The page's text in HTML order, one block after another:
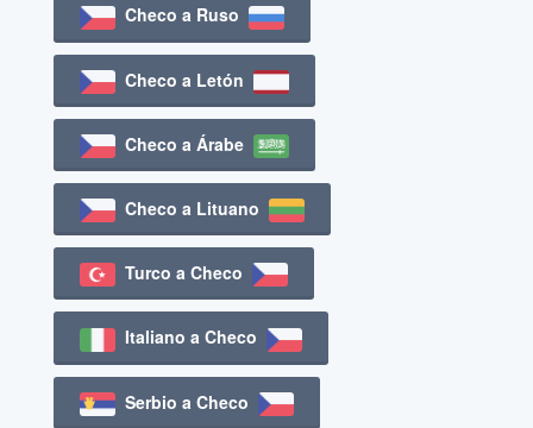
Checo a Ruso
Checo a Letón
Checo a Árabe
Checo a Lituano
Turco a Checo
Italiano a Checo
Serbio a Checo